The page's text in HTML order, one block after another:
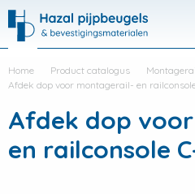
Hazal
Home Product catalogus
Afdek dop voor montagerail- en
Afdek dop
en railconsole